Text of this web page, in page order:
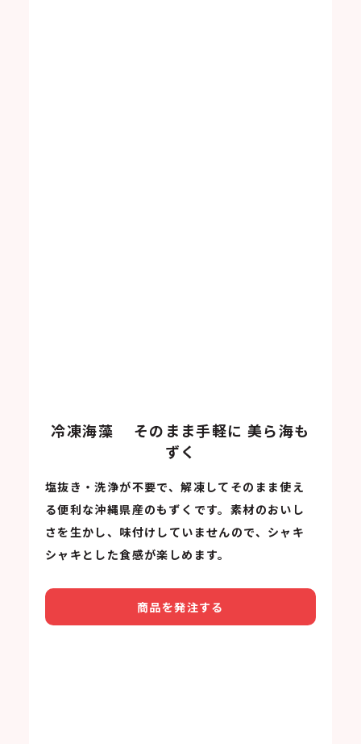
冷凍海藻 そのまま手軽に 美ら海も
ずく
塩抜き・洗浄が不要で、解凍してそのまま使え
る便利な沖縄県産のもずくです。素材のおいし
さを生かし、味付けしていませんので、シャキ
シャキとした食感が楽しめます。
商品を発注する